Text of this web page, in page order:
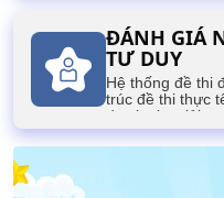
ĐÁNH GIÁ
TƯ DUY
Hệ thống đề thi
trúc đề thi thực
duy logic, giải
kiến thức của